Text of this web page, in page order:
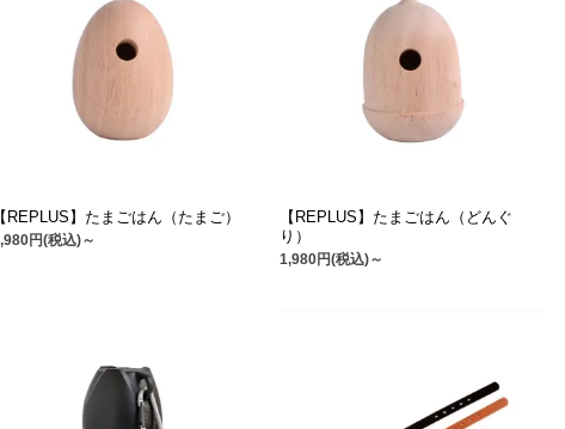
REPLUS】たまごはん（たまご）
円(税込)～
【REPLUS】たまごはん（どんぐ
り）
1,980円(税込)～